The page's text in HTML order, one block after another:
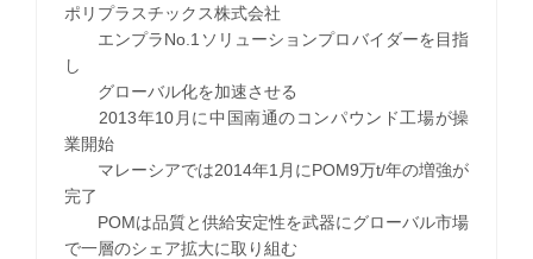
ポリプラスチックス株式会社
エンプラNo.1ソリューションプロバイダーを目指
し
グローバル化を加速させる
2013年10月に中国南通のコンパウンド工場が操
業開始
マレーシアでは2014年1月にPOM9万t/年の増強が
完了
POMは品質と供給安定性を武器にグローバル市場
で一層のシェア拡大に取り組む